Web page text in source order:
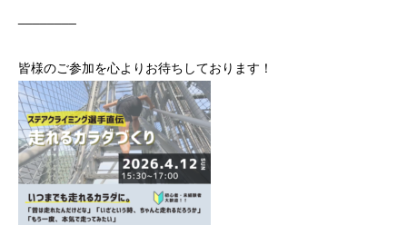
皆様のご参加を心よりお待ちしております！